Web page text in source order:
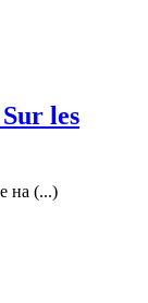
les
на (...)